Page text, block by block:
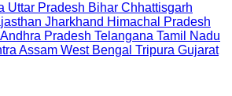
Uttar Pradesh Bihar Chhattisgarh
Jharkhand Himachal Pradesh
Andhra Pradesh Telangana Tamil Nadu
Assam West Bengal Tripura Gujarat